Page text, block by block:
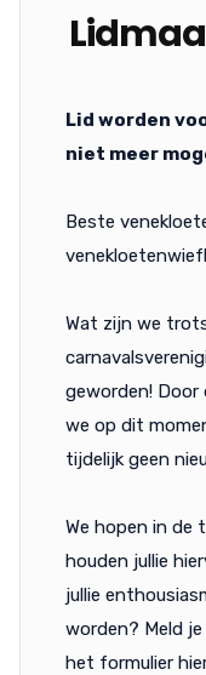
Lid worden
niet meer
Beste
Wat zijn we
geworden!
we op dit
tijdelijk geen
We hopen in de
houden jullie
jullie
worden? Meld
het formulier